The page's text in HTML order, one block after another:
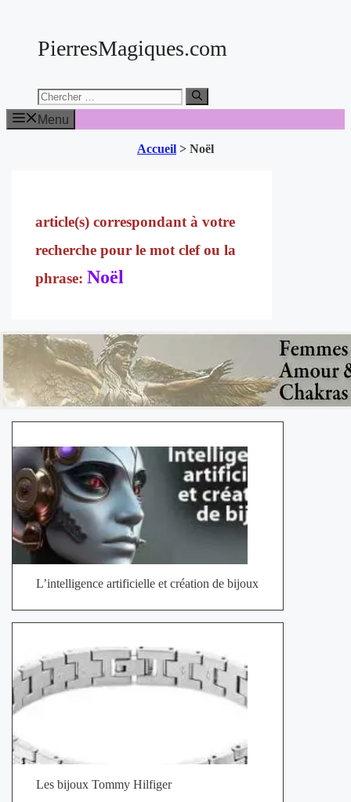
contenuPierresMagiques.com
Chercher:
Menu
Accueil > Noël
Noël
L’intelligence artificielle et création de bijoux
Les bijoux Tommy Hilfiger